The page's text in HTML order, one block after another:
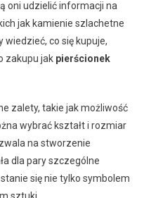
oni udzielić informacji na
jak kamienie szlachetne
co się kupuje,
zakupu jak pierścionek
zalety, takie jak możliwość
wybrać kształt i rozmiar
na stworzenie
dla pary szczególne
się nie tylko symbolem
sztuki.